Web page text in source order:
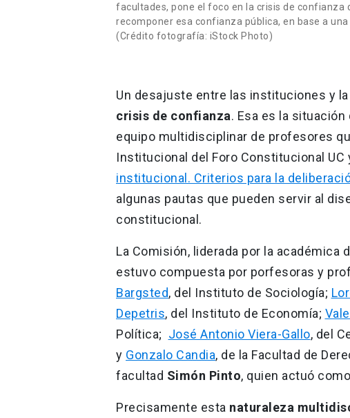
facultades, pone el foco en la crisis de confianza
recomponer esa confianza pública, en base a
(Crédito fotografía: iStock Photo)
Un desajuste entre las instituciones y
crisis de confianza. Esa es la situación
equipo multidisciplinar de profesores
Institucional del Foro Constitucional
institucional. Criterios para la
algunas pautas que pueden servir al
constitucional.
La Comisión, liderada por la académica
estuvo compuesta por porfesoras y
Bargsted, del Instituto de Sociología;
Depetris, del Instituto de Economía;
Política; José Antonio Viera-Gallo, del
y Gonzalo Candia, de la Facultad de
facultad Simón Pinto, quien actuó
Precisamente esta naturaleza